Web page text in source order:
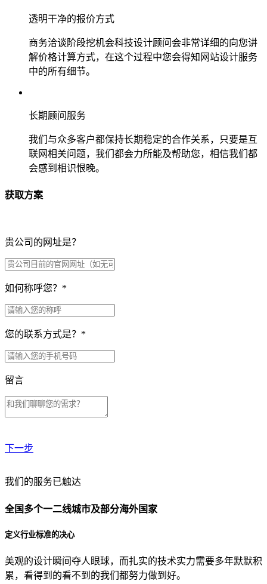
透明干净的报价方式
商务洽谈阶段挖机会科技设计顾问会非常详细的向您讲
解价格计算方式，在这个过程中您会得知网站设计服务
中的所有细节。
长期顾问服务
我们与众多客户都保持长期稳定的合作关系，只要是互
联网相关问题，我们都会力所能及帮助您，相信我们都
会感到相识恨晚。
获取方案
贵公司的网址是？
如何称呼您？ *
您的联系方式是？ *
留言
下一步
贵公司预算范围是？
贵公司的团队规模是？
目前主要的营销渠道是？
我们的服务已触达
全国多个一二线城市及部分海外国家
定义行业标准的决心
美观的设计瞬间夺人眼球，而扎实的技术实力需要多年默默积
累，看得到的看不到的我们都努力做到好。